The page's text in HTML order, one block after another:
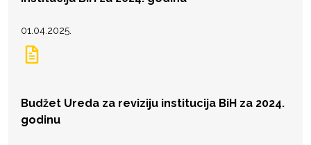
01.04.2025.
Budžet Ureda za reviziju institucija BiH za 2024.
godinu